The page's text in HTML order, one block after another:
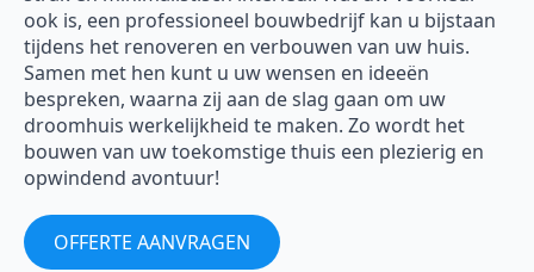
ook is, een professioneel bouwbedrijf kan u bijstaan
tijdens het renoveren en verbouwen van uw huis.
Samen met hen kunt u uw wensen en ideeën
bespreken, waarna zij aan de slag gaan om uw
droomhuis werkelijkheid te maken. Zo wordt het
bouwen van uw toekomstige thuis een plezierig en
opwindend avontuur!
OFFERTE AANVRAGEN